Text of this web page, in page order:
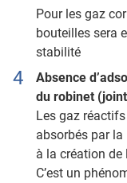
Pour les gaz
bouteilles sera
stabilité
Absence
du robinet
Les gaz
absorbés par
à la création de
C’est un